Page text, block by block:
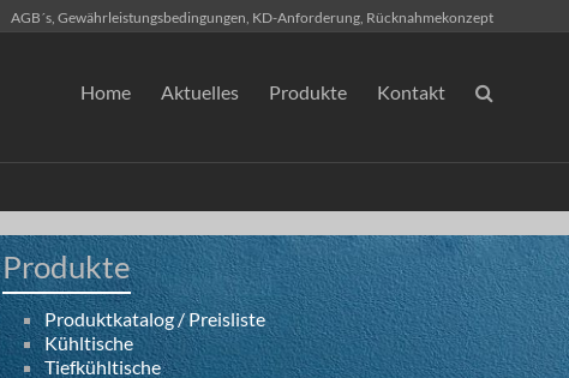
AGB´s, Gewährleistungsbedingungen, KD-Anforderung, Rücknahmekonzept
Home Aktuelles Produkte Kontakt
Produkte
Produktkatalog / Preisliste
Kühltische
Tiefkühltische